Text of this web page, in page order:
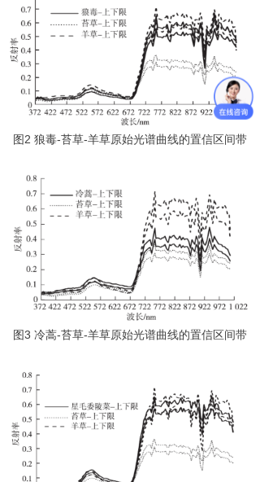
图2 狼毒-苔草-羊草原始光谱曲线的置信区间带
图3 冷蒿-苔草-羊草原始光谱曲线的置信区间带